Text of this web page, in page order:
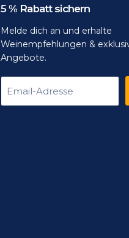
5 % Rabatt sichern
Melde dich an und erhalte
Weinempfehlungen &
Angebote.
Email-Adresse